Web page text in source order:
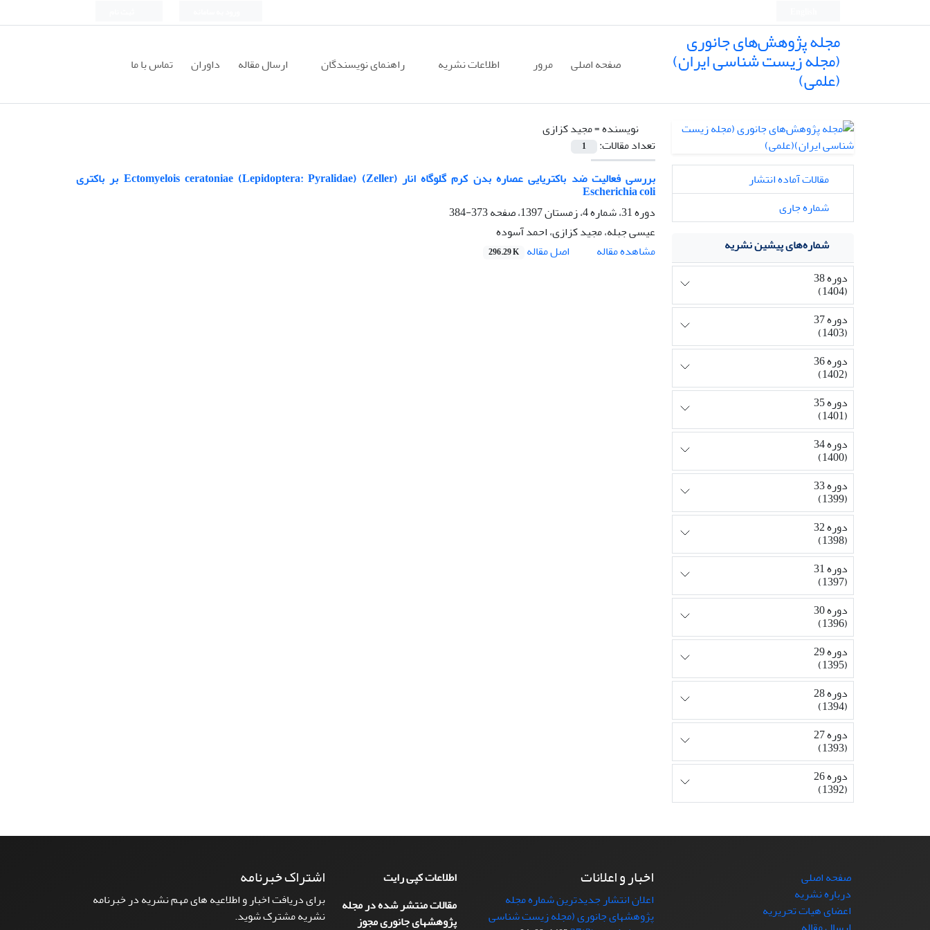
مجله پژوهش‌های جانوری
(مجله زیست شناسی ایران)
(علمی) صفحه اصلی مرور اطلاعات نشریه راهنمای نویسندگان ارسال مقاله داوران تماس با ما
نویسنده =مجید کزازی
تعداد مقالات:
1
بررسی فعالیت ضد باکتریایی عصاره بدن کرم گلوگاه انار (Zeller) (Lepidoptera: Pyralidae) Ectomyelois ceratoniae بر باکتری
Escherichia coli
دوره 31، شماره 4، زمستان 1397، صفحه
373-384
عیسی جبله، مجید کزازی، احمد آسوده
مشاهده مقاله
اصل مقاله 296.29 K
مقالات آماده انتشار
شماره جاری
شماره‌های پیشین نشریه
دوره 38
(1404)
دوره 37
(1403)
دوره 36
(1402)
دوره 35
(1401)
دوره 34
(1400)
دوره 33
(1399)
دوره 32
(1398)
دوره 31
(1397)
دوره 30
(1396)
دوره 29
(1395)
دوره 28
(1394)
دوره 27
(1393)
دوره 26
(1392)
صفحه اصلی
درباره نشریه
اعضای هیات تحریریه
اخبار و اعلانات
اعلان انتشار جدیدترین شماره مجله
پژوهشهای جانوری (مجله زیست شناسی
اطلاعات کپی رایت
مقالات منتشر شده در مجله
پژوهشهای جانوری مجوز
اشتراک خبرنامه
برای دریافت اخبار و اطلاعیه های مهم نشریه در خبرنامه
نشریه مشترک شوید.